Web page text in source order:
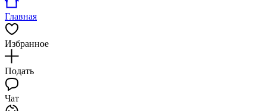
Главная
Избранное
Подать
Чат